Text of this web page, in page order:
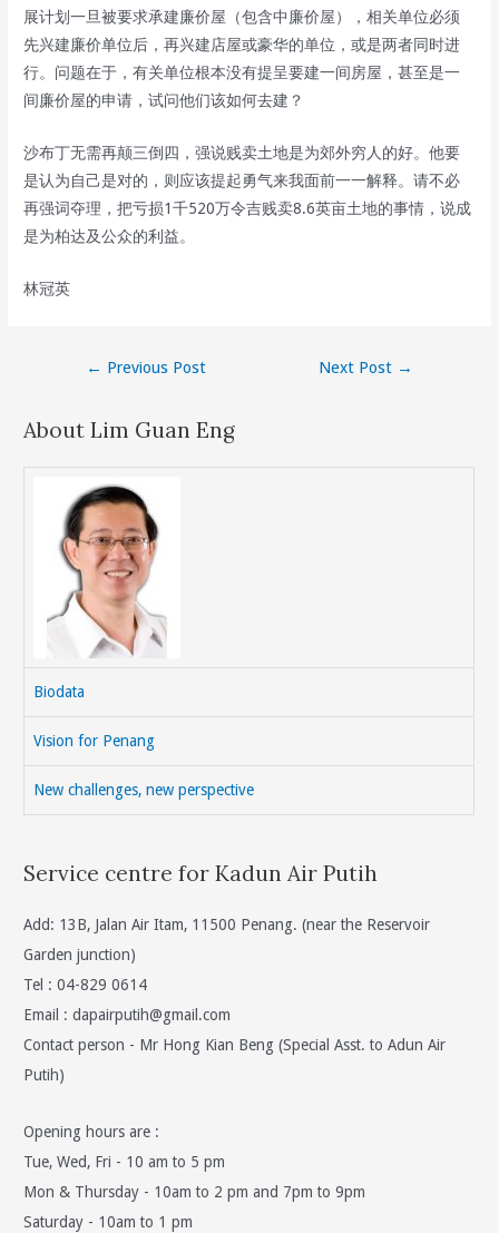
展计划一旦被要求承建廉价屋（包含中廉价屋），相关单位必须
先兴建廉价单位后，再兴建店屋或豪华的单位，或是两者同时进
行。问题在于，有关单位根本没有提呈要建一间房屋，甚至是一
间廉价屋的申请，试问他们该如何去建？
沙布丁无需再颠三倒四，强说贱卖土地是为郊外穷人的好。他要
是认为自己是对的，则应该提起勇气来我面前一一解释。请不必
再强词夺理，把亏损1千520万令吉贱卖8.6英亩土地的事情，说成
是为柏达及公众的利益。
林冠英
← Previous Post Next Post →
About Lim Guan Eng
Biodata
Vision for Penang
New challenges, new perspective
Service centre for Kadun Air Putih
Add: 13B, Jalan Air Itam, 11500 Penang. (near the Reservoir
Garden junction)
Tel : 04-829 0614
Email :dapairputih@gmail.com
Contact person - Mr Hong Kian Beng (Special Asst. to Adun Air
Putih)
Opening hours are :
Tue, Wed, Fri - 10 am to 5 pm
Mon & Thursday - 10am to 2 pm and 7pm to 9pm
Saturday - 10am to 1 pm